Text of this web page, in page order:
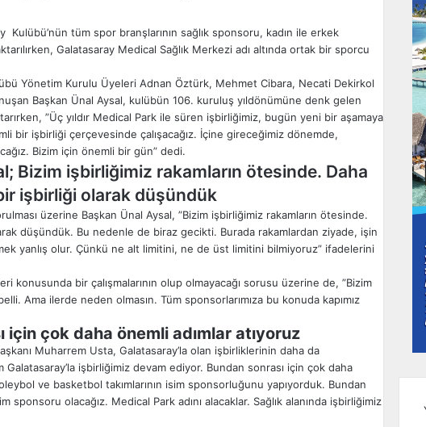
Kulübü’nün tüm spor branşlarının sağlık sponsoru, kadın ile erkek
Galatasaray Medical Sağlık Merkezi adı altında ortak bir sporcu
Yönetim Kurulu Üyeleri Adnan Öztürk, Mehmet Cibara, Necati Dekirkol
Başkan Ünal Aysal, kulübün 106. kuruluş yıldönümüne denk gelen
”Üç yıldır Medical Park ile süren işbirliğimiz, bugün yeni bir aşamaya
bir işbirliği çerçevesinde çalışacağız. İçine gireceğimiz dönemde,
Bizim için önemli bir gün” dedi.
Bizim işbirliğimiz rakamların ötesinde. Daha
işbirliği olarak düşündük
üzerine Başkan Ünal Aysal, ”Bizim işbirliğimiz rakamların ötesinde.
düşündük. Bu nedenle de biraz gecikti. Burada rakamlardan ziyade, işin
yanlış olur. Çünkü ne alt limitini, ne de üst limitini bilmiyoruz” ifadelerini
konusunda bir çalışmalarının olup olmayacağı sorusu üzerine de, ”Bizim
Ama ilerde neden olmasın. Tüm sponsorlarımıza bu konuda kapımız
için çok daha önemli adımlar atıyoruz
Muharrem Usta, Galatasaray’la olan işbirliklerinin daha da
işbirliğimiz devam ediyor. Bundan sonrası için çok daha
ve basketbol takımlarının isim sponsorluğunu yapıyorduk. Bundan
sponsoru olacağız. Medical Park adını alacaklar. Sağlık alanında işbirliğimiz